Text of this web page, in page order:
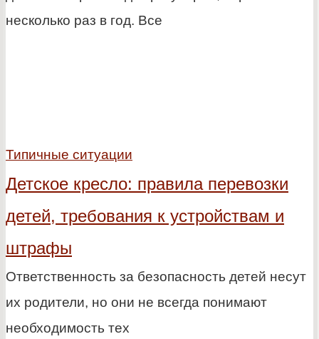
несколько раз в год. Все
Типичные ситуации
Детское кресло: правила перевозки
детей, требования к устройствам и
штрафы
Ответственность за безопасность детей несут
их родители, но они не всегда понимают
необходимость тех